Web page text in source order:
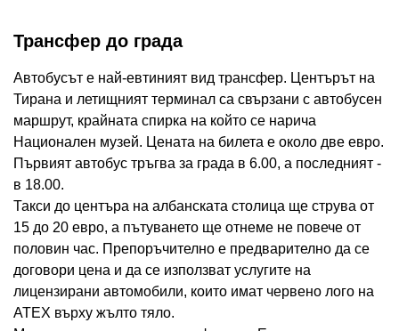
Трансфер до града
Автобусът е най-евтиният вид трансфер. Центърът на
Тирана и летищният терминал са свързани с автобусен
маршрут, крайната спирка на който се нарича
Национален музей. Цената на билета е около две евро.
Първият автобус тръгва за града в 6.00, а последният -
в 18.00.
Такси до центъра на албанската столица ще струва от
15 до 20 евро, а пътуването ще отнеме не повече от
половин час. Препоръчително е предварително да се
договори цена и да се използват услугите на
лицензирани автомобили, които имат червено лого на
ATEX върху жълто тяло.